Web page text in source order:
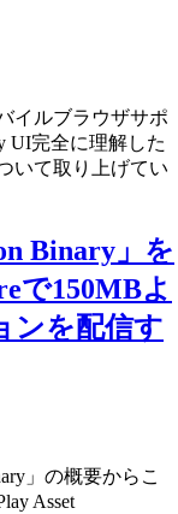
イルブラウザサポ
UI完全に理解した
いて取り上げてい
Binary」を
で150MBよ
ンを配信す
」の概要からこ
Asset